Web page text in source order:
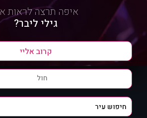
איפה תרצה לראות
גילי ליבר?
חול